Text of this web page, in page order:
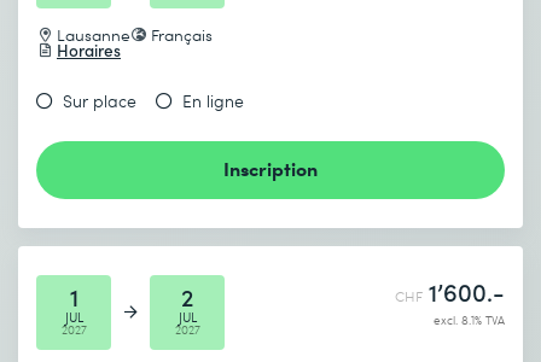
Lausanne Français
Horaires
Sur place En ligne
Inscription
1
JUL
2027
2
JUL
2027
CHF 1’600.-
excl. 8.1% TVA